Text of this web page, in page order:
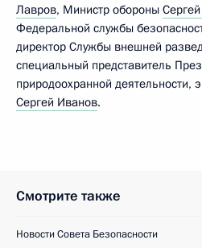
Лавров, Министр обороны
Федеральной службы
директор Службы внешней
специальный представитель
природоохранной деятельности,
Сергей Иванов.
Смотрите также
Новости Совета Безопасности